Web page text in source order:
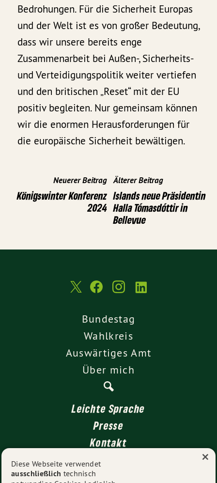
Bedrohungen. Für die Sicherheit Europas
und der Welt ist es von großer Bedeutung,
dass wir unsere bereits enge
Zusammenarbeit bei Außen-, Sicherheits-
und Verteidigungspolitik weiter vertiefen
und den britischen „Reset“ mit der EU
positiv begleiten. Nur gemeinsam können
wir die enormen Herausforderungen für
die europäische Sicherheit bewältigen.
Neuerer Beitrag
Königswinter Konferenz
2024
Älterer Beitrag
Islands neue Präsidentin
Halla Tómasdóttir in
Bellevue
Bundestag
Wahlkreis
Auswärtiges Amt
Über mich
Leichte Sprache
Presse
Kontakt
Impressum
Diese Webseite verwendet
ausschließlich technisch
×